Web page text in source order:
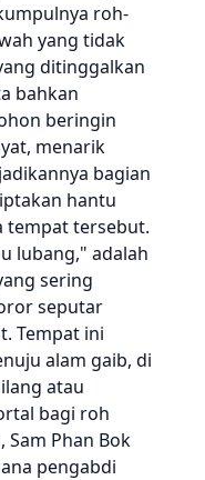
roh-
yang tidak
ditinggalkan
bahkan
beringin
menarik
bagian
hantu
tempat tersebut.
lubang," adalah
sering
seputar
Tempat ini
alam gaib, di
atau
bagi roh
Sam Phan Bok
pengabdi